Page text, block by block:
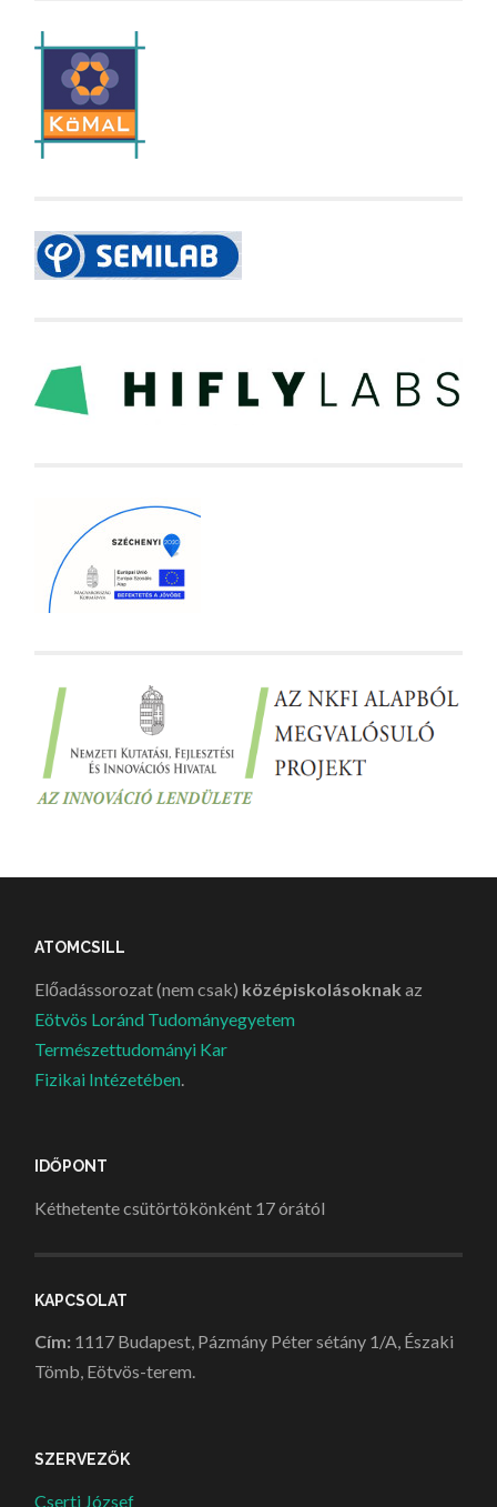
ATOMCSILL
Előadássorozat (nem csak) középiskolásoknak az
Eötvös Loránd Tudományegyetem
Természettudományi Kar
Fizikai Intézetében.
IDŐPONT
Kéthetente csütörtökönként 17 órától
KAPCSOLAT
Cím: 1117 Budapest, Pázmány Péter sétány 1/A, Északi
Tömb, Eötvös-terem.
SZERVEZŐK
Cserti József